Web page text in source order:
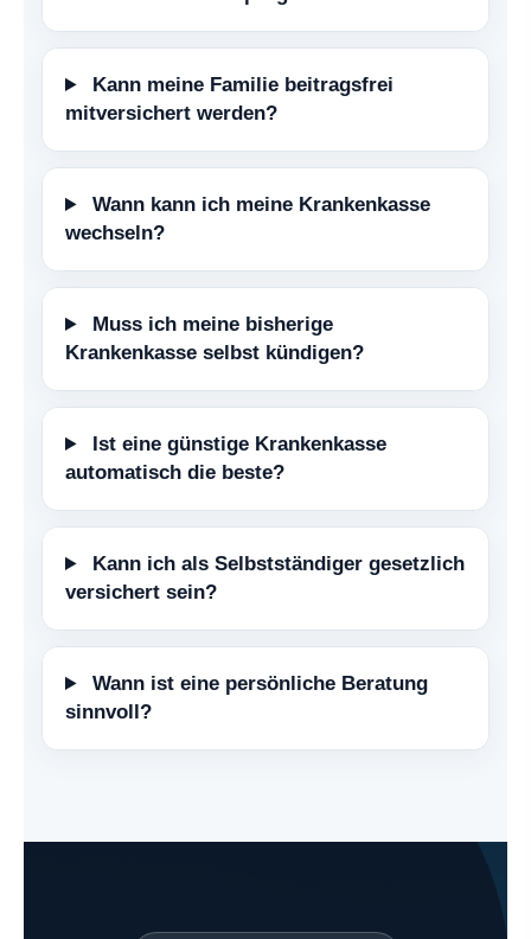
Kann meine Familie beitragsfrei
mitversichert werden?
Wann kann ich meine Krankenkasse
wechseln?
Muss ich meine bisherige
Krankenkasse selbst kündigen?
Ist eine günstige Krankenkasse
automatisch die beste?
Kann ich als Selbstständiger gesetzlich
versichert sein?
Wann ist eine persönliche Beratung
sinnvoll?